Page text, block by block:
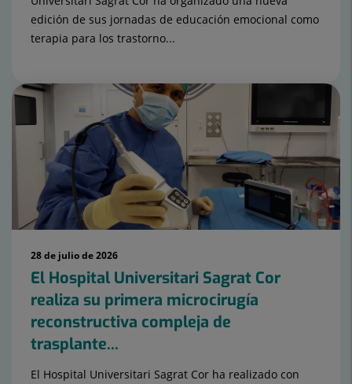
edición de sus jornadas de educación emocional como
terapia para los trastorno...
28 de julio de 2026
El Hospital Universitari Sagrat Cor
realiza su primera microcirugía
reconstructiva compleja de
trasplante...
El Hospital Universitari Sagrat Cor ha realizado con